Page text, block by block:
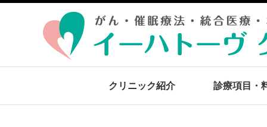
クリニック紹介 診療項目・